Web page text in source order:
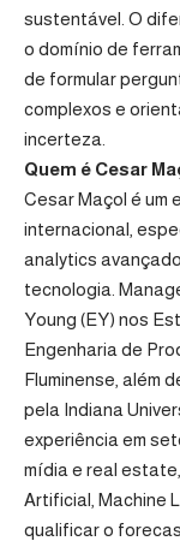
sustentável. O
o domínio de
de formular
complexos e
incerteza.
Quem é Cesar
Cesar Maçol é um
internacional,
analytics
tecnologia.
Young (EY) nos
Engenharia de
Fluminense, além
pela Indiana
experiência em
mídia e real
Artificial, Machine
qualificar o